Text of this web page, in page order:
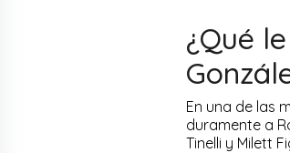
¿Qué
En una de las
duramente a
Tinelli y Milett